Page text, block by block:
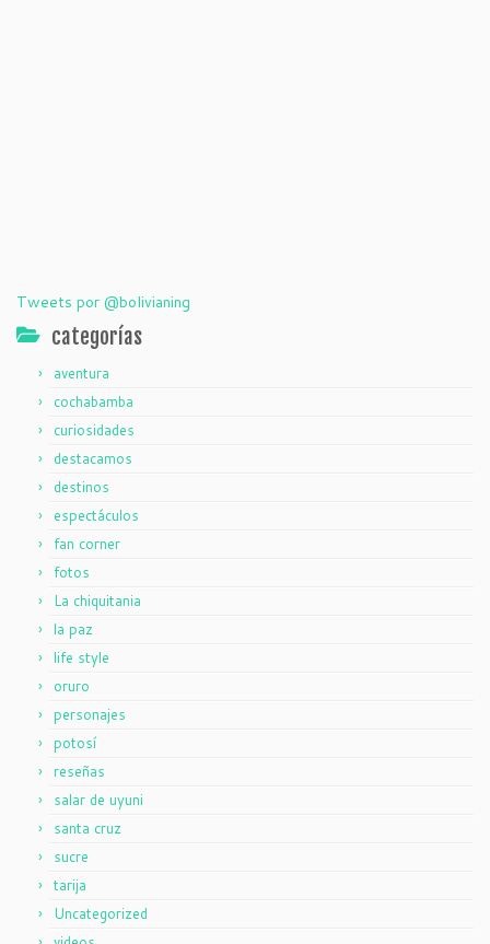
Tweets por @bolivianing
categorías
aventura
cochabamba
curiosidades
destacamos
destinos
espectáculos
fan corner
fotos
La chiquitania
la paz
life style
oruro
personajes
potosí
reseñas
salar de uyuni
santa cruz
sucre
tarija
Uncategorized